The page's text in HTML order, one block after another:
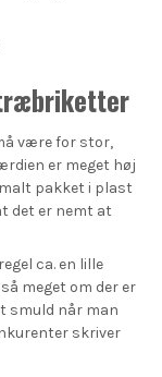
være for stor,
er meget høj
pakket i plast
det er nemt at
ca. en lille
meget om der er
smuld når man
skriver